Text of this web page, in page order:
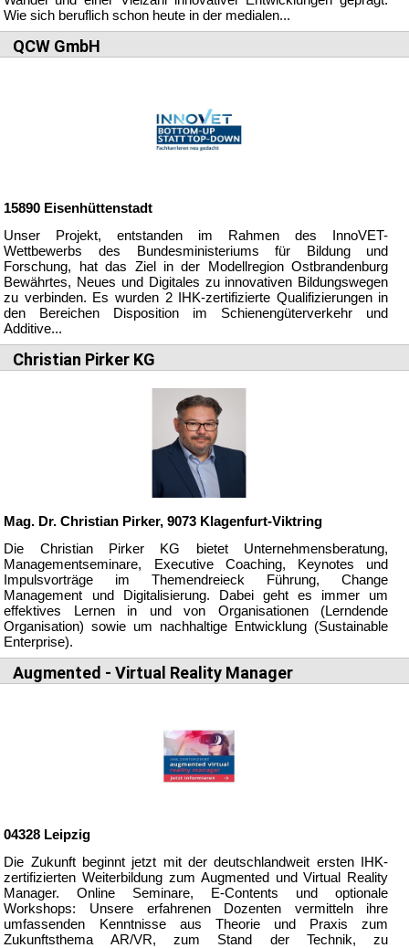
Wie sich beruflich schon heute in der medialen...
QCW GmbH
15890 Eisenhüttenstadt
Unser Projekt, entstanden im Rahmen des InnoVET-
Wettbewerbs des Bundesministeriums für Bildung und
Forschung, hat das Ziel in der Modellregion Ostbrandenburg
Bewährtes, Neues und Digitales zu innovativen Bildungswegen
zu verbinden. Es wurden 2 IHK-zertifizierte Qualifizierungen in
den Bereichen Disposition im Schienengüterverkehr und
Additive...
Christian Pirker KG
Mag. Dr.Christian Pirker,9073 Klagenfurt-Viktring
Die Christian Pirker KG bietet Unternehmensberatung,
Managementseminare, Executive Coaching, Keynotes und
Impulsvorträge im Themendreieck Führung, Change
Management und Digitalisierung. Dabei geht es immer um
effektives Lernen in und von Organisationen (Lerndende
Organisation) sowie um nachhaltige Entwicklung (Sustainable
Enterprise).
Augmented - Virtual Reality Manager
04328 Leipzig
Die Zukunft beginnt jetzt mit der deutschlandweit ersten IHK-
zertifizierten Weiterbildung zum Augmented und Virtual Reality
Manager. Online Seminare, E-Contents und optionale
Workshops: Unsere erfahrenen Dozenten vermitteln ihre
umfassenden Kenntnisse aus Theorie und Praxis zum
Zukunftsthema AR/VR, zum Stand der Technik, zu